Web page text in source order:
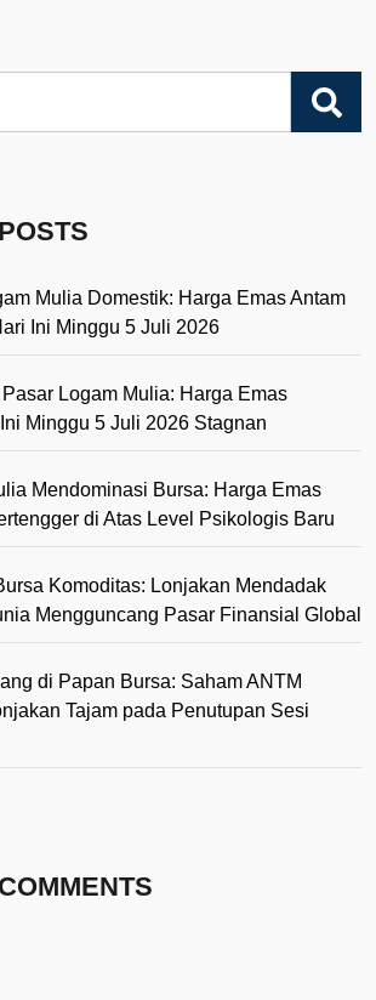
Mulia Domestik: Harga Emas Antam
Ini Minggu 5 Juli 2026
Logam Mulia: Harga Emas
Minggu 5 Juli 2026 Stagnan
Mendominasi Bursa: Harga Emas
di Atas Level Psikologis Baru
Komoditas: Lonjakan Mendadak
Mengguncang Pasar Finansial Global
di Papan Bursa: Saham ANTM
Tajam pada Penutupan Sesi